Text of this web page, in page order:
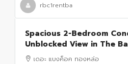
rbc1rentba
Spacious 2-Bedroom
Unblocked View in The
– BTS Thong Lo
เดอะ แบงค็อค ทองหล่อ